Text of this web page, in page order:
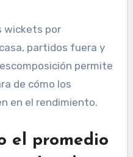
wickets por
partidos fuera y
permite
de cómo los
en el rendimiento.
el promedio